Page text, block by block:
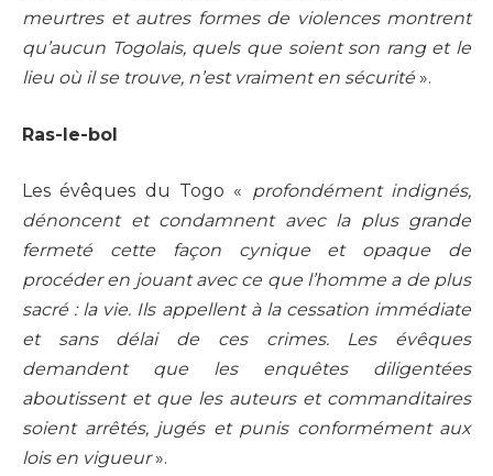
meurtres et autres formes de violences montrent
qu’aucun Togolais, quels que soient son rang et le
lieu où il se trouve, n’est vraiment en sécurité ».
Ras-le-bol
Les évêques du Togo « profondément indignés,
dénoncent et condamnent avec la plus grande
fermeté cette façon cynique et opaque de
procéder en jouant avec ce que l’homme a de plus
sacré : la vie. Ils appellent à la cessation immédiate
et sans délai de ces crimes. Les évêques
demandent que les enquêtes diligentées
aboutissent et que les auteurs et commanditaires
soient arrêtés, jugés et punis conformément aux
lois en vigueur».